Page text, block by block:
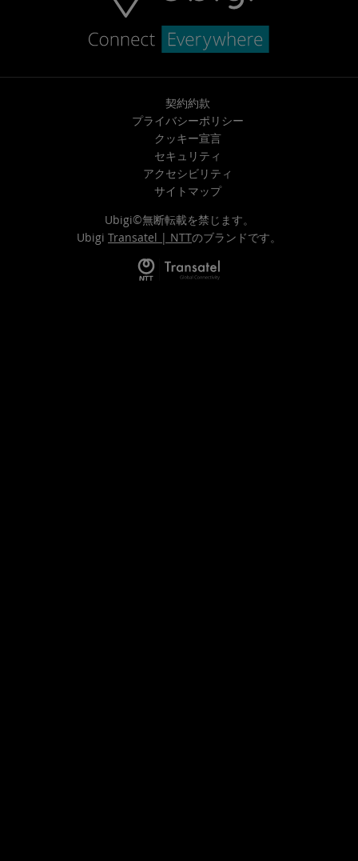
契約約款
プライバシーポリシー
クッキー宣言
セキュリティ
アクセシビリティ
サイトマップ
Ubigi©無断転載を禁じます。
Ubigi Transatel | NTTのブランドです。